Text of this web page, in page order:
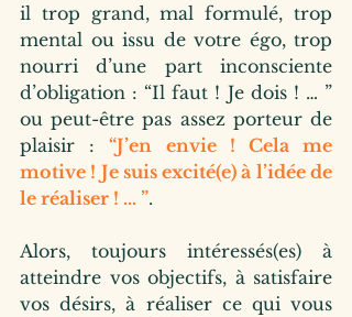
il trop grand, mal formulé, trop
mental ou issu de votre égo, trop
nourri d’une part inconsciente
d’obligation : “Il faut ! Je dois ! … ”
ou peut-être pas assez porteur de
plaisir : “J’en envie ! Cela me
motive ! Je suis excité(e) à l’idée de
le réaliser ! … ”.
Alors, toujours intéressés(es) à
atteindre vos objectifs, à satisfaire
vos désirs, à réaliser ce qui vous